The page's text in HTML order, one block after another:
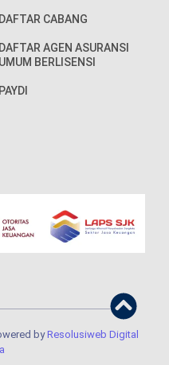
DAFTAR CABANG
DAFTAR AGEN ASURANSI
UMUM BERLISENSI
PAYDI
byResolusiweb Digital